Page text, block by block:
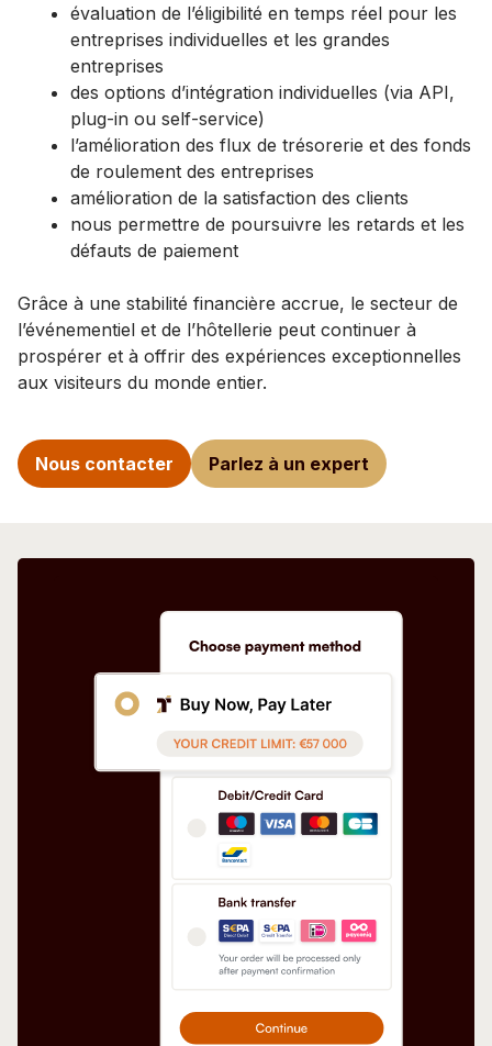
évaluation de l’éligibilité en temps réel pour les
entreprises individuelles et les grandes
entreprises
des options d’intégration individuelles (via API,
plug-in ou self-service)
l’amélioration des flux de trésorerie et des fonds
de roulement des entreprises
amélioration de la satisfaction des clients
nous permettre de poursuivre les retards et les
défauts de paiement
Grâce à une stabilité financière accrue, le secteur de
l’événementiel et de l’hôtellerie peut continuer à
prospérer et à offrir des expériences exceptionnelles
aux visiteurs du monde entier.
Nous contacter Parlez à un expert